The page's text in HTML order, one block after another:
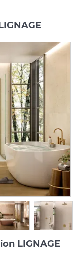
LIGNAGE